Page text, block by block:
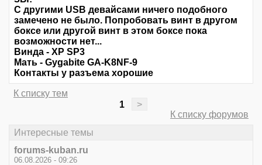
С другими USB девайсами ничего подобного
замечено не было. Попробовать винт в другом
боксе или другой винт в этом боксе пока
возможности нет...
Винда - XP SP3
Мать - Gygabite GA-K8NF-9
Контакты у разъема хорошие
К списку тем
1
>
К списку форумов
Интересные темы
forums-kuban.ru
06.08.2026 - 09:26